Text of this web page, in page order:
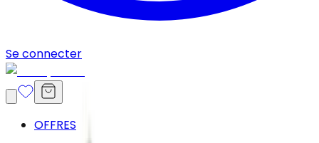
Se connecter
OFFRES